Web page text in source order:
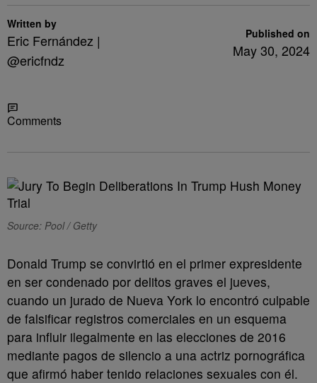
Written by
Eric Fernández |
@ericfndz
Published on
May 30, 2024
Comments
Source: Pool / Getty
Donald Trump se convirtió en el primer expresidente
en ser condenado por delitos graves el jueves,
cuando un jurado de Nueva York lo encontró culpable
de falsificar registros comerciales en un esquema
para influir ilegalmente en las elecciones de 2016
mediante pagos de silencio a una actriz pornográfica
que afirmó haber tenido relaciones sexuales con él.